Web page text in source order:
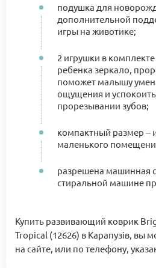
подушка для
дополнительной
игры на животике;
2 игрушки в
ребенка зеркало,
поможет малышу
ощущения и
прорезывании зубов;
компактный размер ‒
маленького
разрешена машинная
стиральной машине
Купить развивающий коврик
Tropical (12626) в Карапузів, вы
на сайте, или по телефону,